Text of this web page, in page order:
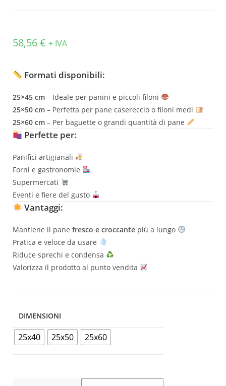
58,56€ + IVA
Formati disponibili:
25×45 cm – Ideale per panini e piccoli filoni
25×50 cm – Perfetta per pane casereccio o filoni medi
25×60 cm – Per baguette o grandi quantità di pane
Perfette per:
Panifici artigianali
Forni e gastronomie
Supermercati
Eventi e fiere del gusto
Vantaggi:
Mantiene il pane fresco e croccante più a lungo
Pratica e veloce da usare
Riduce sprechi e condensa
Valorizza il prodotto al punto vendita
DIMENSIONI
25x40 25x50 25x60